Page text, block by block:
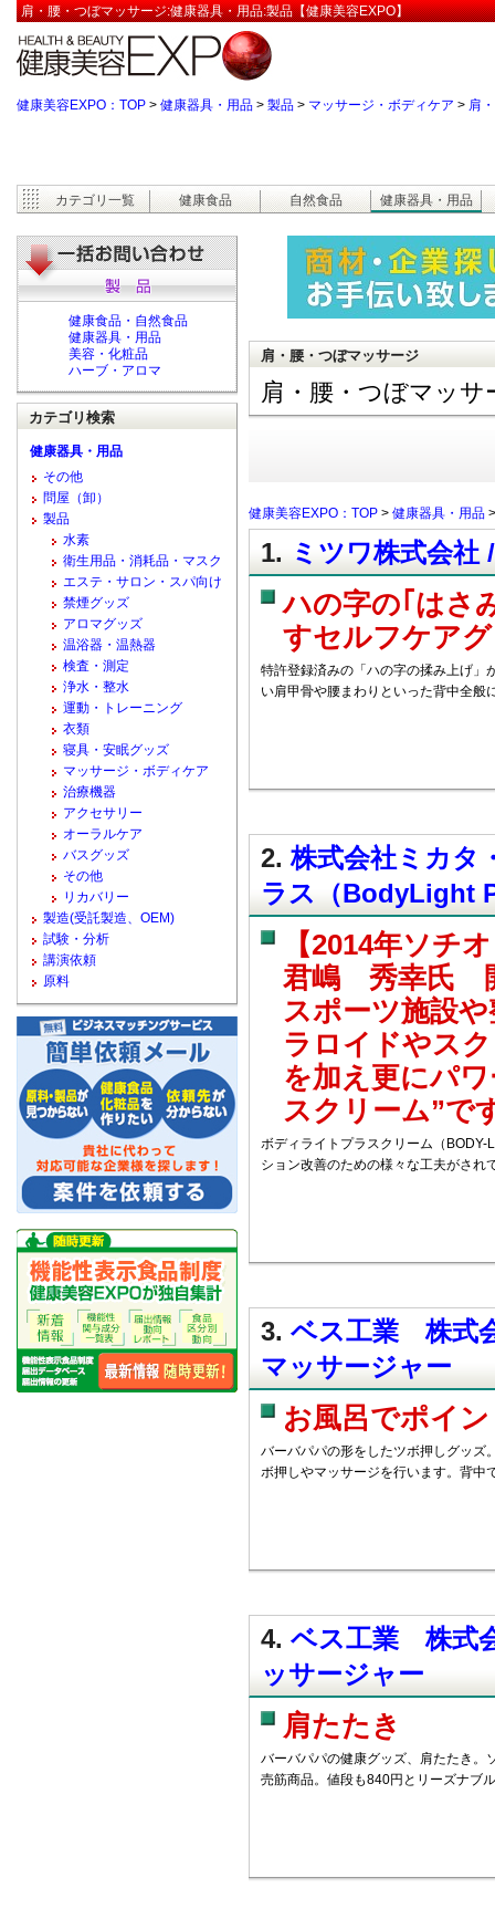
肩・腰・つぼマッサージ:健康器具・用品:製品【健康美容EXPO】
健康美容EXPO：TOP > 健康器具・用品 > 製品 > マッサージ・ボディケア > 肩
カテゴリ一覧 健康食品 自然食品 健康器具・用品
肩・腰・つぼマッサージ
肩・腰・つぼマッサ
健康美容EXPO：TOP > 健康器具・用品
1. ミツワ株式会社
ハの字の｢はさ
すセルフケア
特許登録済みの「ハの字の揉み上げ」
い肩甲骨や腰まわりといった背中全般
2.株式会社ミカタ
ラス（BodyLight
【2014年ソチ
君嶋 秀幸氏
スポーツ施設
ラロイドやス
を加え更にパ
スクリーム”で
ボディライトプラスクリーム（
ション改善のための様々な工夫がされ
3. ベス工業 株式
マッサージャー
お風呂でポイ
バーバパパの形をしたツボ押しグッズ
ボ押しやマッサージを行います。背中
4. ベス工業 株式
ッサージャー
肩たたき
バーバパパの健康グッズ、肩たたき。
売筋商品。値段も840円とリーズナブ
健康食品・自然食品
健康器具・用品
美容・化粧品
ハーブ・アロマ
カテゴリ検索
健康器具・用品
その他
問屋（卸）
製品
水素
衛生用品・消耗品・マスク
エステ・サロン・スパ向け
禁煙グッズ
アロマグッズ
温浴器・温熱器
検査・測定
浄水・整水
運動・トレーニング
衣類
寝具・安眠グッズ
マッサージ・ボディケア
治療機器
アクセサリー
オーラルケア
バスグッズ
その他
リカバリー
製造(受託製造、OEM)
試験・分析
講演依頼
原料